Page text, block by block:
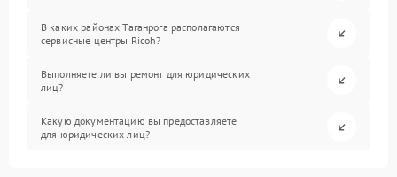
В каких районах Таганрога располагаются
сервисные центры Ricoh?
Выполняете ли вы ремонт для юридических
лиц?
Какую документацию вы предоставляете
для юридических лиц?